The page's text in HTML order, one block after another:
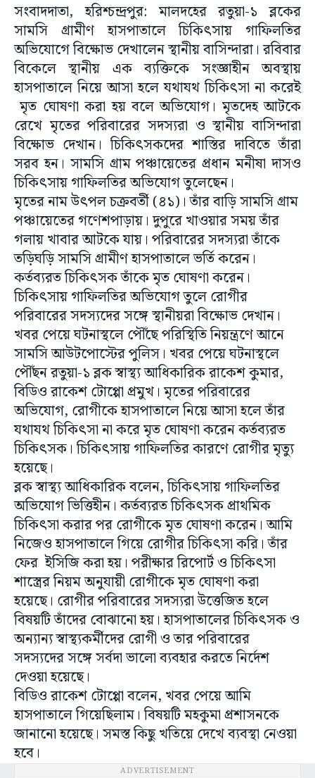
সংবাদদাতা, হরিশ্চন্দ্রপুর: মালদহের রতুয়া-১ ব্লকের
সামসি গ্রামীণ হাসপাতালে চিকিৎসায় গাফিলতির
অভিযোগে বিক্ষোভ দেখালেন স্থানীয় বাসিন্দারা। রবিবার
বিকেলে স্থানীয় এক ব্যক্তিকে সংজ্ঞাহীন অবস্থায়
হাসপাতালে নিয়ে আসা হলে যথাযথ চিকিৎসা না করেই
মৃত ঘোষণা করা হয় বলে অভিযোগ। মৃতদেহ আটকে
রেখে মৃতের পরিবারের সদস্যরা ও স্থানীয় বাসিন্দারা
বিক্ষোভ দেখান। চিকিৎসকদের শাস্তির দাবিতে তাঁরা
সরব হন। সামসি গ্রাম পঞ্চায়েতের প্রধান মনীষা দাসও
চিকিৎসায় গাফিলতির অভিযোগ তুলেছেন।
মৃতের নাম উৎপল চক্রবর্তী (৪১)। তাঁর বাড়ি সামসি গ্রাম
পঞ্চায়েতের গণেশপাড়ায়। দুপুরে খাওয়ার সময় তাঁর
গলায় খাবার আটকে যায়। পরিবারের সদস্যরা তাঁকে
তড়িঘড়ি সামসি গ্রামীণ হাসপাতালে ভর্তি করেন।
কর্তব্যরত চিকিৎসক তাঁকে মৃত ঘোষণা করেন।
চিকিৎসায় গাফিলতির অভিযোগ তুলে রোগীর
পরিবারের সদস্যদের সঙ্গে স্থানীয়রা বিক্ষোভ দেখান।
খবর পেয়ে ঘটনাস্থলে পৌঁছে পরিস্থিতি নিয়ন্ত্রণে আনে
সামসি আউটপোস্টের পুলিস। খবর পেয়ে ঘটনাস্থলে
পৌঁছন রতুয়া-১ ব্লক স্বাস্থ্য আধিকারিক রাকেশ কুমার,
বিডিও রাকেশ টোপ্পো প্রমুখ। মৃতের পরিবারের
অভিযোগ, রোগীকে হাসপাতালে নিয়ে আসা হলে তাঁর
যথাযথ চিকিৎসা না করে মৃত ঘোষণা করেন কর্তব্যরত
চিকিৎসক। চিকিৎসায় গাফিলতির কারণে রোগীর মৃত্যু
হয়েছে।
ব্লক স্বাস্থ্য আধিকারিক বলেন, চিকিৎসায় গাফিলতির
অভিযোগ ভিত্তিহীন। কর্তব্যরত চিকিৎসক প্রাথমিক
চিকিৎসা করার পর রোগীকে মৃত ঘোষণা করেন। আমি
নিজেও হাসপাতালে গিয়ে রোগীর চিকিৎসা করি। তাঁর
ফের ইসিজি করা হয়। পরীক্ষার রিপোর্ট ও চিকিৎসা
শাস্ত্রের নিয়ম অনুযায়ী রোগীকে মৃত ঘোষণা করা
হয়েছে। রোগীর পরিবারের সদস্যরা উত্তেজিত হলে
বিষয়টি তাঁদের বোঝানো হয়। হাসপাতালের চিকিৎসক ও
অন্যান্য স্বাস্থ্যকর্মীদের রোগী ও তার পরিবারের
সদস্যদের সঙ্গে সর্বদা ভালো ব্যবহার করতে নির্দেশ
দেওয়া হয়েছে।
বিডিও রাকেশ টোপ্পো বলেন, খবর পেয়ে আমি
হাসপাতালে গিয়েছিলাম। বিষয়টি মহকুমা প্রশাসনকে
জানানো হয়েছে। সমস্ত কিছু খতিয়ে দেখে ব্যবস্থা নেওয়া
হবে।
ADVERTISEMENT